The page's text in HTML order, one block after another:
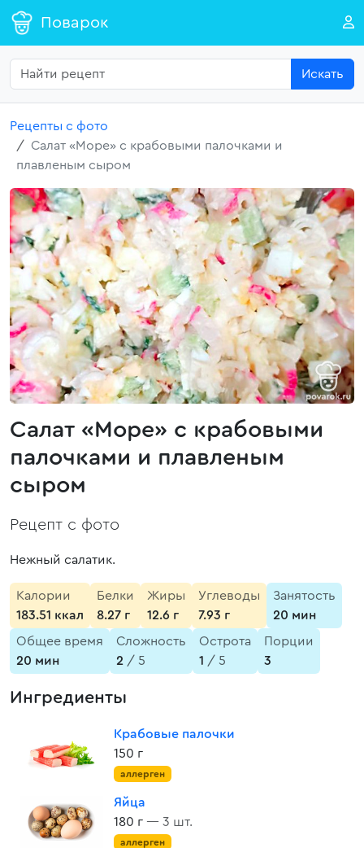
Поварок
Искать
Рецепты с фото
Салат «Море» с крабовыми палочками и
плавленым сыром
Салат «Море» с крабовыми
палочками и плавленым
сыром
Рецепт с фото
Нежный салатик.
Калории
183.51 ккал
Белки
8.27 г
Жиры
12.6 г
Углеводы
7.93 г
Занятость
20 мин
Общее время
20 мин
Сложность
2 / 5
Острота
1 / 5
Порции
3
Ингредиенты
Крабовые палочки
150 г
аллерген
Яйца
180 г — 3 шт.
аллерген